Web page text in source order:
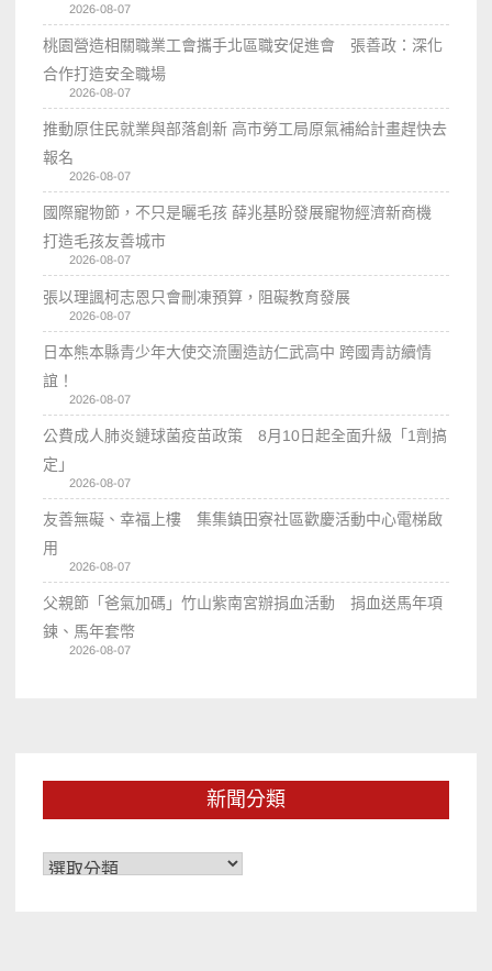
2026-08-07
桃園營造相關職業工會攜手北區職安促進會 張善政：深化
合作打造安全職場
2026-08-07
推動原住民就業與部落創新 高市勞工局原氣補給計畫趕快去
報名
2026-08-07
國際寵物節，不只是曬毛孩 薛兆基盼發展寵物經濟新商機
打造毛孩友善城市
2026-08-07
張以理諷柯志恩只會刪凍預算，阻礙教育發展
2026-08-07
日本熊本縣青少年大使交流團造訪仁武高中 跨國青訪續情
誼！
2026-08-07
公費成人肺炎鏈球菌疫苗政策 8月10日起全面升級「1劑搞
定」
2026-08-07
友善無礙、幸福上樓 集集鎮田寮社區歡慶活動中心電梯啟
用
2026-08-07
父親節「爸氣加碼」竹山紫南宮辦捐血活動 捐血送馬年項
鍊、馬年套幣
2026-08-07
新聞分類
新